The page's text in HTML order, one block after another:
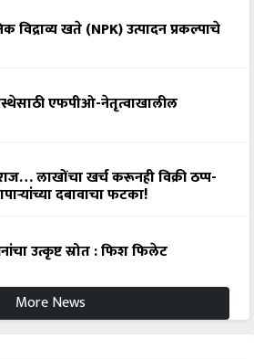
विद्राव्य खते (NPK) उत्पादन प्रकल्पाचे
एफपीओ-नेतृत्वाखालील
लाखोंचा खर्च करूनही विक्री ठप्प-
दबावाचा फटका!
उत्कृष्ट स्रोत : फिश फिलेट
More News